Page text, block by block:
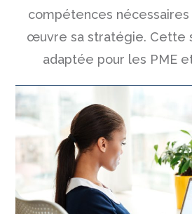
compétences
œuvre sa stratégie. Cette
adaptée pour les PME